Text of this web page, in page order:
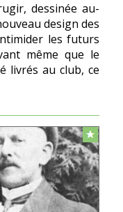
dessinée au-
design des
les futurs
même que le
livrés au club, ce